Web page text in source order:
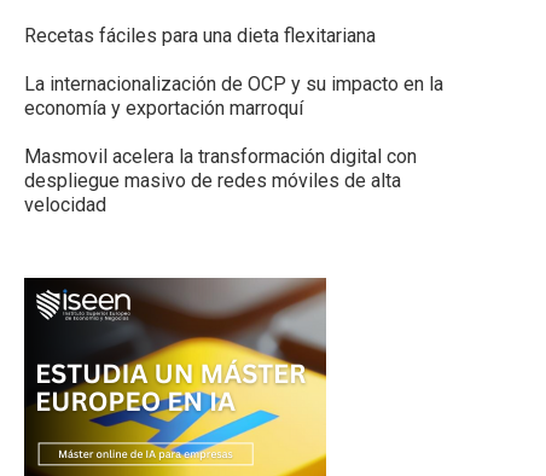
Recetas fáciles para una dieta flexitariana
La internacionalización de OCP y su impacto en la
economía y exportación marroquí
Masmovil acelera la transformación digital con
despliegue masivo de redes móviles de alta
velocidad